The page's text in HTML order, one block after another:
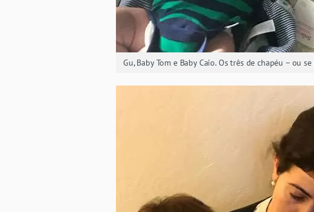
Gu, Baby Tom e Baby Caio. Os três de chapéu – ou